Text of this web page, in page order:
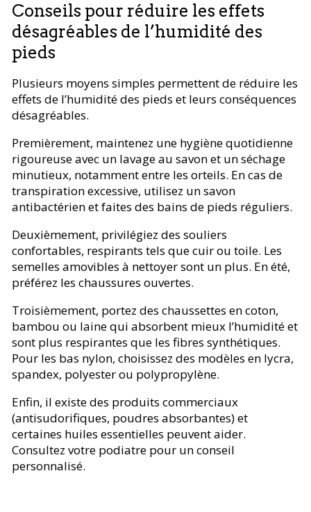
Conseils pour réduire les effets
désagréables de l’humidité des
pieds
Plusieurs moyens simples permettent de réduire les
effets de l’humidité des pieds et leurs conséquences
désagréables.
Premièrement, maintenez une hygiène quotidienne
rigoureuse avec un lavage au savon et un séchage
minutieux, notamment entre les orteils. En cas de
transpiration excessive, utilisez un savon
antibactérien et faites des bains de pieds réguliers.
Deuxièmement, privilégiez des souliers
confortables, respirants tels que cuir ou toile. Les
semelles amovibles à nettoyer sont un plus. En été,
préférez les chaussures ouvertes.
Troisièmement, portez des chaussettes en coton,
bambou ou laine qui absorbent mieux l’humidité et
sont plus respirantes que les fibres synthétiques.
Pour les bas nylon, choisissez des modèles en lycra,
spandex, polyester ou polypropylène.
Enfin, il existe des produits commerciaux
(antisudorifiques, poudres absorbantes) et
certaines huiles essentielles peuvent aider.
Consultez votre podiatre pour un conseil
personnalisé.